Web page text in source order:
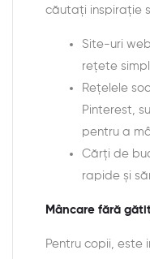
căutați inspirație
Site-uri
rețete
Rețelele
Pinterest,
pentru a
Cărți de
rapide și
Mâncare fără
Pentru copii, este